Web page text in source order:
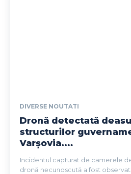
DIVERSE NOUTATI
Dronă detectată
structurilor
Varșovia....
Incidentul capturat de camerele
dronă necunoscută a fost